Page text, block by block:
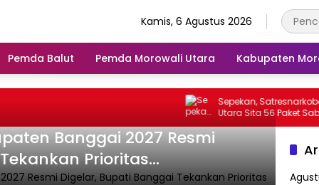
Kamis, 6 Agustus 2026
Pemda Balut Pemda Morowali Utara Kabupaten
Sepekan, Satresnarkoba Polres
Utara Sita 56 Paket Sabu dan
Empat Pelaku
Banggai 2027 Resmi
Prioritas